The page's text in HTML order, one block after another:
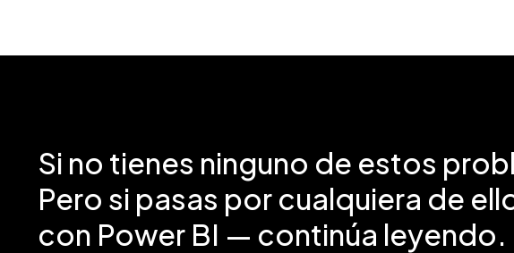
Si no tienes ninguno de estos
Pero si pasas por cualquiera de
con Power BI — continúa leyendo.